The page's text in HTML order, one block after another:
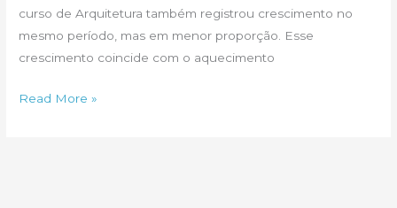
curso de Arquitetura também registrou crescimento no
mesmo período, mas em menor proporção. Esse
crescimento coincide com o aquecimento
Construção
Read More »